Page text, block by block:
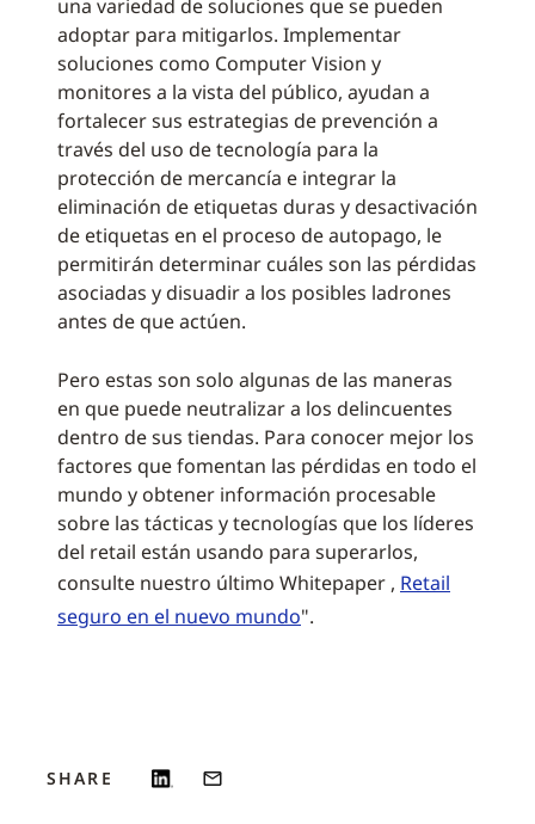
una variedad de soluciones que se pueden
adoptar para mitigarlos. Implementar
soluciones como Computer Vision y
monitores a la vista del público, ayudan a
fortalecer sus estrategias de prevención a
través del uso de tecnología para la
protección de mercancía e integrar la
eliminación de etiquetas duras y desactivación
de etiquetas en el proceso de autopago, le
permitirán determinar cuáles son las pérdidas
asociadas y disuadir a los posibles ladrones
antes de que actúen.
Pero estas son solo algunas de las maneras
en que puede neutralizar a los delincuentes
dentro de sus tiendas. Para conocer mejor los
factores que fomentan las pérdidas en todo el
mundo y obtener información procesable
sobre las tácticas y tecnologías que los líderes
del retail están usando para superarlos,
consulte nuestro último Whitepaper , Retail
seguro en el nuevo mundo".
SHARE